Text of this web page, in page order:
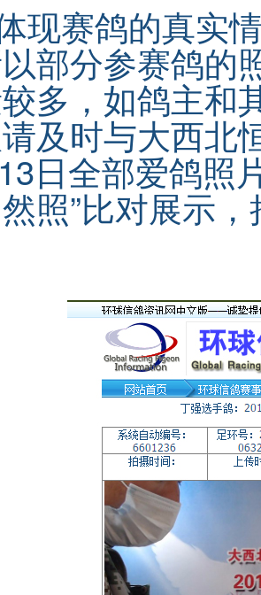
现赛鸽的真实
部分参赛鸽的
多，如鸽主和
及时与大西北
日全部爱鸽照
照”比对展示